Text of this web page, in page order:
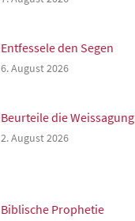
Entfessele den Segen
6. August 2026
Beurteile die Weissagung
2. August 2026
Biblische Prophetie